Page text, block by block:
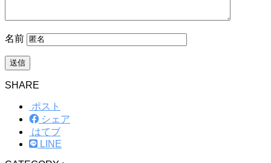
名前
SHARE
ポスト
シェア
はてブ
LINE